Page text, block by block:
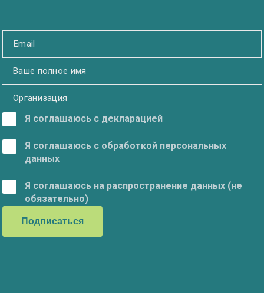
Я соглашаюсь с декларацией
Я соглашаюсь с обработкой персональных
данных
Я соглашаюсь на распространение данных (не
обязательно)
Подписаться